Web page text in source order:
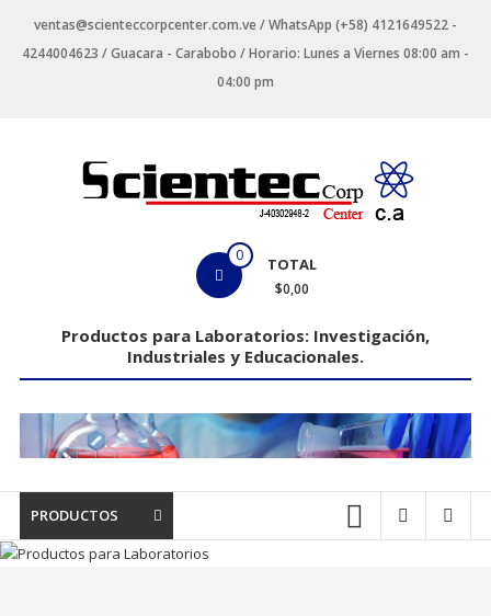
contenido
ventas@scienteccorpcenter.com.ve / WhatsApp (+58) 4121649522 -
4244004623 / Guacara - Carabobo / Horario: Lunes a Viernes 08:00 am -
04:00 pm
Laboratorios
Industriales
y
Educacionales.
0 TOTAL
$0,00
Productos para Laboratorios: Investigación,
Industriales y Educacionales.
PRODUCTOS